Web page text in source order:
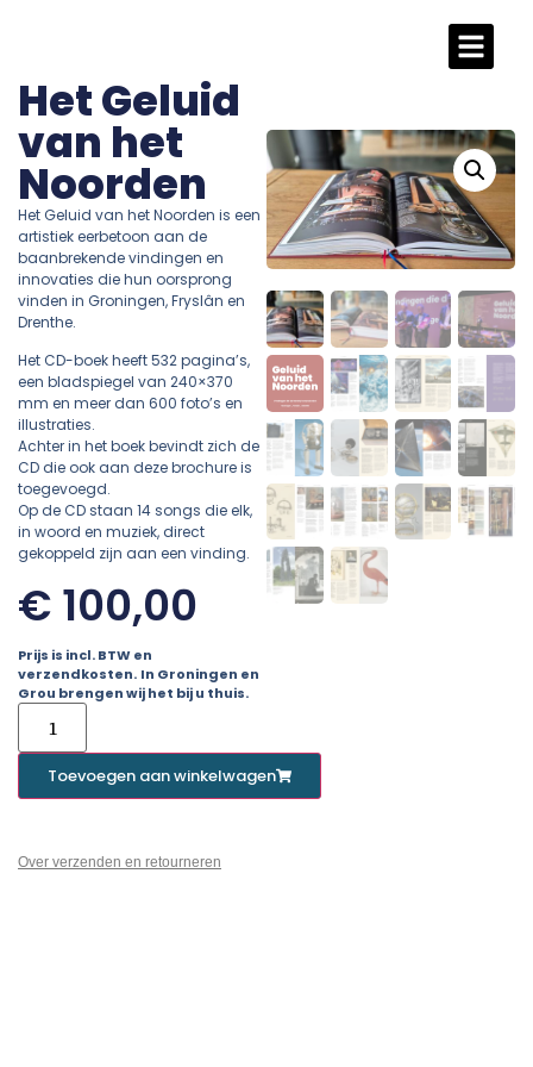
Het Geluid
van het
Noorden
Het Geluid van het Noorden is een
artistiek eerbetoon aan de
baanbrekende vindingen en
innovaties die hun oorsprong
vinden in Groningen, Fryslân en
Drenthe.
Het CD-boek heeft 532 pagina’s,
een bladspiegel van 240×370
mm en meer dan 600 foto’s en
illustraties.
Achter in het boek bevindt zich de
CD die ook aan deze brochure is
toegevoegd.
Op de CD staan 14 songs die elk,
in woord en muziek, direct
gekoppeld zijn aan een vinding.
€100,00
Prijs is incl. BTW en
verzendkosten. In Groningen en
Grou brengen wij het bij u thuis.
Toevoegen aan winkelwagen
Over verzenden en retourneren